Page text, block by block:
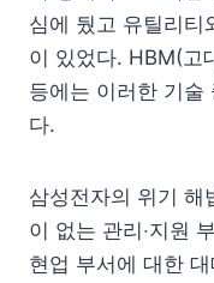
심에 뒀고 유틸리티
이 있었다. HBM(고
등에는 이러한 기술
다.
삼성전자의 위기 해
이 없는 관리‧지원
현업 부서에 대한